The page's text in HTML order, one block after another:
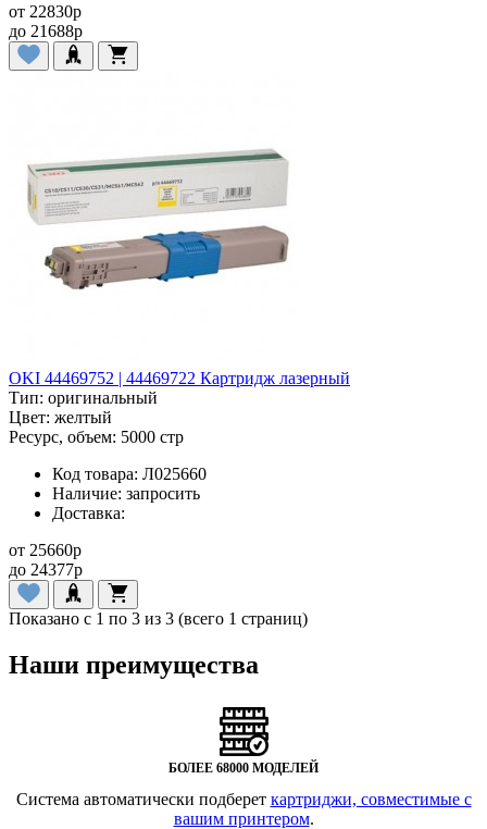
от 22830p
до 21688p
OKI 44469752 | 44469722 Картридж лазерный
Тип: оригинальный
Цвет: желтый
Ресурс, объем: 5000 стр
Код товара: Л025660
Наличие: запросить
Доставка:
от 25660p
до 24377p
Показано с 1 по 3 из 3 (всего 1 страниц)
Наши преимущества
БОЛЕЕ 68000 МОДЕЛЕЙ
Система автоматически подберет картриджи, совместимые с
вашим принтером.